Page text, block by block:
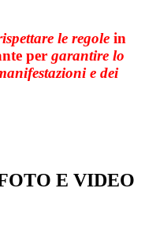
le regole in
per garantire lo
e dei
E VIDEO